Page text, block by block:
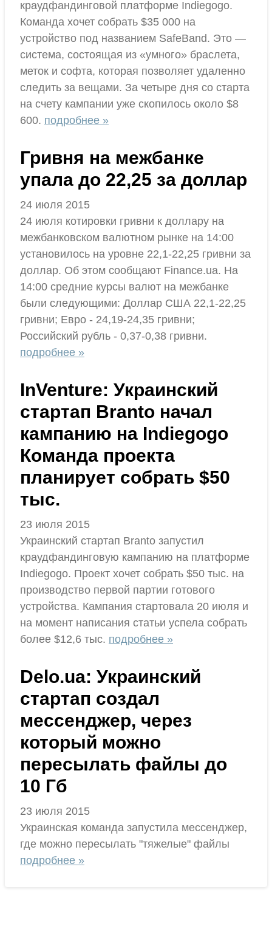
краудфандинговой платформе Indiegogo.
Команда хочет собрать $35 000 на
устройство под названием SafeBand. Это —
система, состоящая из «умного» браслета,
меток и софта, которая позволяет удаленно
следить за вещами. За четыре дня со старта
на счету кампании уже скопилось около $8
600. подробнее »
Гривня на межбанке
упала до 22,25 за доллар
24 июля 2015
24 июля котировки гривни к доллару на
межбанковском валютном рынке на 14:00
установилось на уровне 22,1-22,25 гривни за
доллар. Об этом сообщают Finance.ua. На
14:00 средние курсы валют на межбанке
были следующими: Доллар США 22,1-22,25
гривни; Евро - 24,19-24,35 гривни;
Российский рубль - 0,37-0,38 гривни.
подробнее »
InVenture: Украинский
стартап Branto начал
кампанию на Indiegogo
Команда проекта
планирует собрать $50
тыс.
23 июля 2015
Украинский стартап Branto запустил
краудфандинговую кампанию на платформе
Indiegogo. Проект хочет собрать $50 тыс. на
производство первой партии готового
устройства. Кампания стартовала 20 июля и
на момент написания статьи успела собрать
более $12,6 тыс. подробнее »
Delo.ua: Украинский
стартап создал
мессенджер, через
который можно
пересылать файлы до
10 Гб
23 июля 2015
Украинская команда запустила мессенджер,
где можно пересылать "тяжелые" файлы
подробнее »